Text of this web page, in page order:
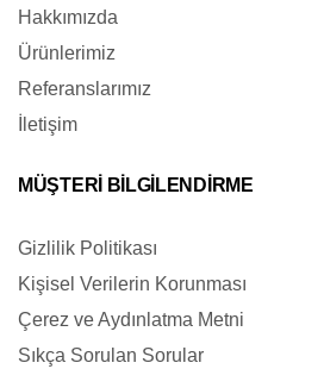
Hakkımızda
Ürünlerimiz
Referanslarımız
İletişim
MÜŞTERİ BİLGİLENDİRME
Gizlilik Politikası
Kişisel Verilerin Korunması
Çerez ve Aydınlatma Metni
Sıkça Sorulan Sorular